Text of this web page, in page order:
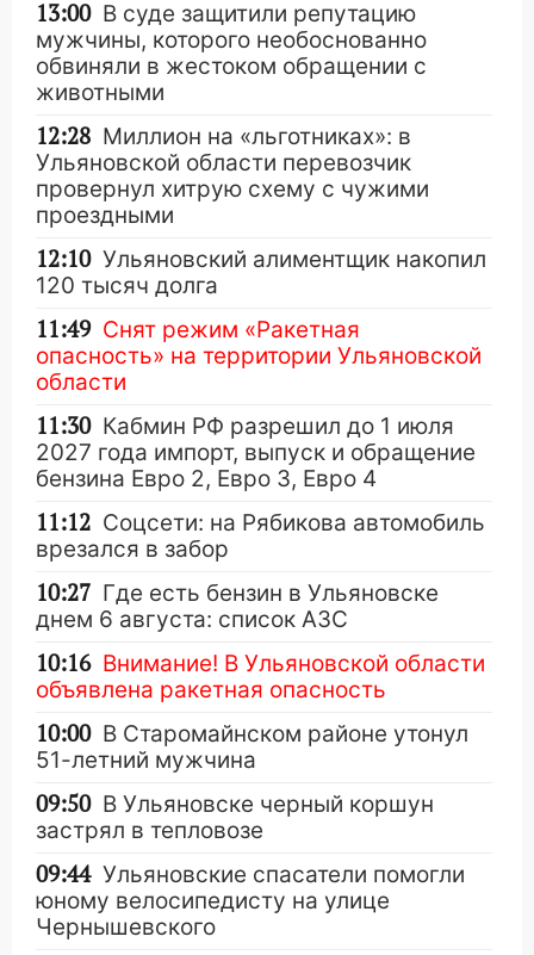
13:00 В суде защитили репутацию
мужчины, которого необоснованно
обвиняли в жестоком обращении с
животными
12:28 Миллион на «льготниках»: в
Ульяновской области перевозчик
провернул хитрую схему с чужими
проездными
12:10 Ульяновский алиментщик накопил
120 тысяч долга
11:49 Снят режим «Ракетная
опасность» на территории Ульяновской
области
11:30 Кабмин РФ разрешил до 1 июля
2027 года импорт, выпуск и обращение
бензина Евро 2, Евро 3, Евро 4
11:12 Соцсети: на Рябикова автомобиль
врезался в забор
10:27 Где есть бензин в Ульяновске
днем 6 августа: список АЗС
10:16 Внимание! В Ульяновской области
объявлена ракетная опасность
10:00 В Старомайнском районе утонул
51-летний мужчина
09:50 В Ульяновске черный коршун
застрял в тепловозе
09:44 Ульяновские спасатели помогли
юному велосипедисту на улице
Чернышевского